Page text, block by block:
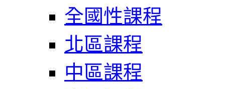
全國性課程
北區課程
中區課程